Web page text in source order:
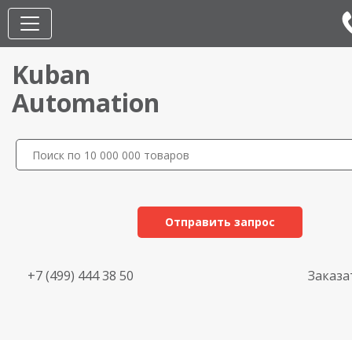
Kuban
Automation
Отправить запрос
+7 (499) 444 38 50